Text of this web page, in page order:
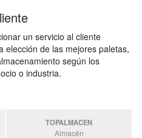
un servicio al cliente
elección de las mejores paletas,
según los
o industria.
TOPALMACEN
Almacén